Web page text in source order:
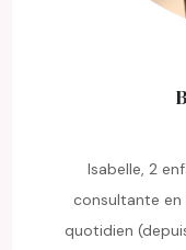
Isabelle, 2
consultante en
quotidien